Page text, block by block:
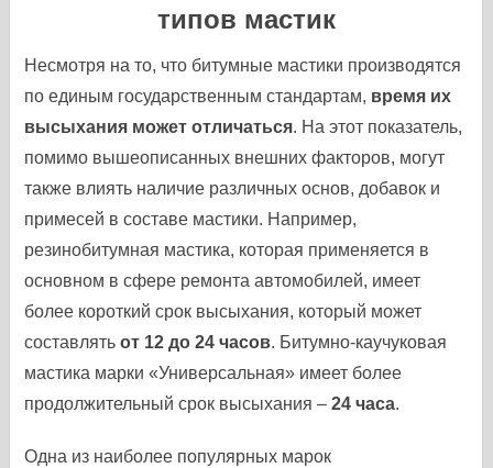
типов мастик
Несмотря на то, что битумные мастики производятся
по единым государственным стандартам, время их
высыхания может отличаться. На этот показатель,
помимо вышеописанных внешних факторов, могут
также влиять наличие различных основ, добавок и
примесей в составе мастики. Например,
резинобитумная мастика, которая применяется в
основном в сфере ремонта автомобилей, имеет
более короткий срок высыхания, который может
составлятьот 12 до 24 часов. Битумно-каучуковая
мастика марки «Универсальная» имеет более
продолжительный срок высыхания –24 часа.
Одна из наиболее популярных марок